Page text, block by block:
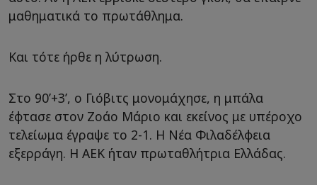
μαθηματικά το πρωτάθλημα.
Και τότε ήρθε η λύτρωση.
Στο 90’+3’, ο Γιόβιτς μονομάχησε, η μπάλα
έφτασε στον Ζοάο Μάριο και εκείνος με υπέροχο
τελείωμα έγραψε το 2-1. Η Νέα Φιλαδέλφεια
εξερράγη. Η ΑΕΚ ήταν πρωταθλήτρια Ελλάδας.